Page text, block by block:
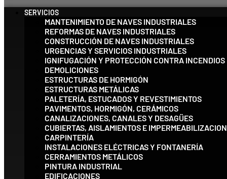
SERVICIOS
MANTENIMIENTO DE NAVES INDUSTRIALES
REFORMAS DE NAVES INDUSTRIALES
CONSTRUCCIÓN DE NAVES INDUSTRIALES
URGENCIAS Y SERVICIOS INDUSTRIALES
IGNIFUGACIÓN Y PROTECCIÓN CONTRA INCENDIOS
DEMOLICIONES
ESTRUCTURAS DE HORMIGÓN
ESTRUCTURAS METÁLICAS
PALETERÍA, ESTUCADOS Y REVESTIMIENTOS
PAVIMENTOS, HORMIGÓN, CERÁMICOS
CANALIZACIONES, CANALES Y DESAGÜES
CUBIERTAS, AISLAMIENTOS E
CARPINTERÍA
INSTALACIONES ELÉCTRICAS Y FONTANERÍA
CERRAMIENTOS METÁLICOS
PINTURA INDUSTRIAL
EDIFICACIONES